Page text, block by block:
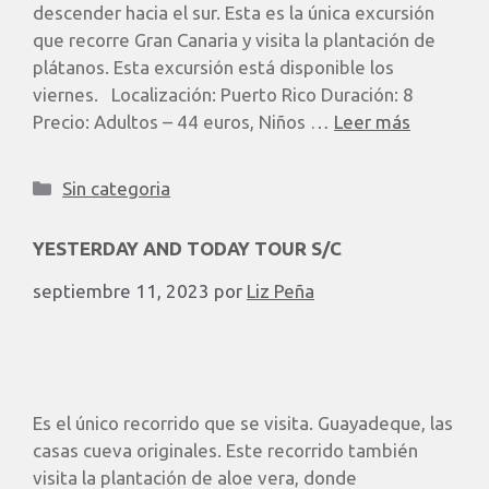
descender hacia el sur. Esta es la única excursión
que recorre Gran Canaria y visita la plantación de
plátanos. Esta excursión está disponible los
viernes. Localización: Puerto Rico Duración: 8
Precio: Adultos – 44 euros, Niños … Leer más
Sin categoria
YESTERDAY AND TODAY TOUR S/C
septiembre 11, 2023 por Liz Peña
Es el único recorrido que se visita. Guayadeque, las
casas cueva originales. Este recorrido también
visita la plantación de aloe vera, donde